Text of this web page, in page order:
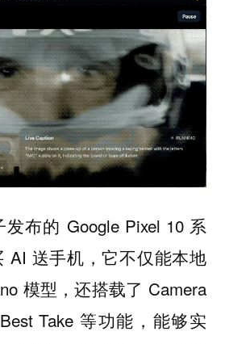
布的 Google Pixel 10 系
AI 送手机，它不仅能本地
模型，还搭载了 Camera
Take 等功能，能够实